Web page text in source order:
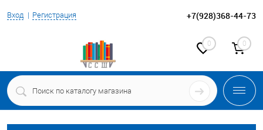
Вход Регистрация +7(928)368-44-73
0 0